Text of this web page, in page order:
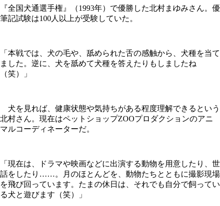
『全国犬通選手権』（1993年）で優勝した北村まゆみさん。優
筆記試験は100人以上が受験していた。
「本戦では、犬の毛や、舐められた舌の感触から、犬種を当て
ました。逆に、犬を舐めて犬種を答えたりもしましたね
（笑）」
犬を見れば、健康状態や気持ちがある程度理解できるという
北村さん。現在はペットショップZOOプロダクションのアニ
マルコーディネーターだ。
「現在は、ドラマや映画などに出演する動物を用意したり、世
話をしたり……。月のほとんどを、動物たちとともに撮影現場
を飛び回っています。たまの休日は、それでも自分で飼ってい
る犬と遊びます（笑）」